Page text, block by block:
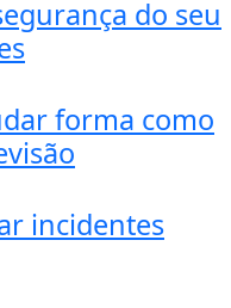
do seu
forma como
incidentes